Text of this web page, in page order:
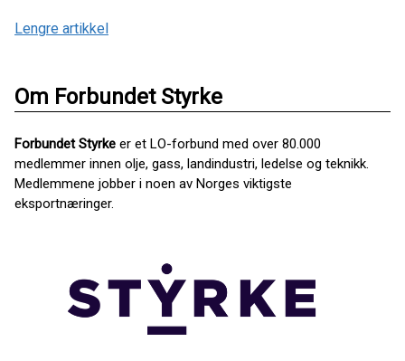
Lengre artikkel
Om Forbundet Styrke
Forbundet Styrke er et LO-forbund med over 80.000
medlemmer innen olje, gass, landindustri, ledelse og teknikk.
Medlemmene jobber i noen av Norges viktigste
eksportnæringer.